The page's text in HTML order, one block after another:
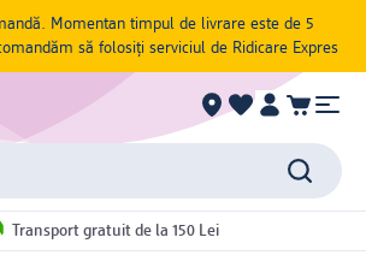
Momentan timpul de livrare este de 5
să folosiți serviciul de Ridicare Expres
Transport gratuit de la 150 Lei